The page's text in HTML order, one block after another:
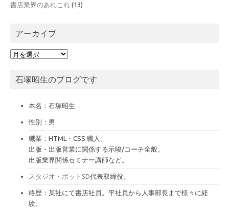
書店業界のあれこれ (13)
アーカイブ
ア
イ石塚昭生のブログです
本名：石塚昭生
性別：男
職業：HTML・CSS 職人。
出版・出版営業に関係する示唆/コーチ全般。
出版業界関係セミナー講師など。
スタジオ・ポットSD代表取締役。
略歴：某社にて書店社員。平社員から人事部長まで様々に経
験。